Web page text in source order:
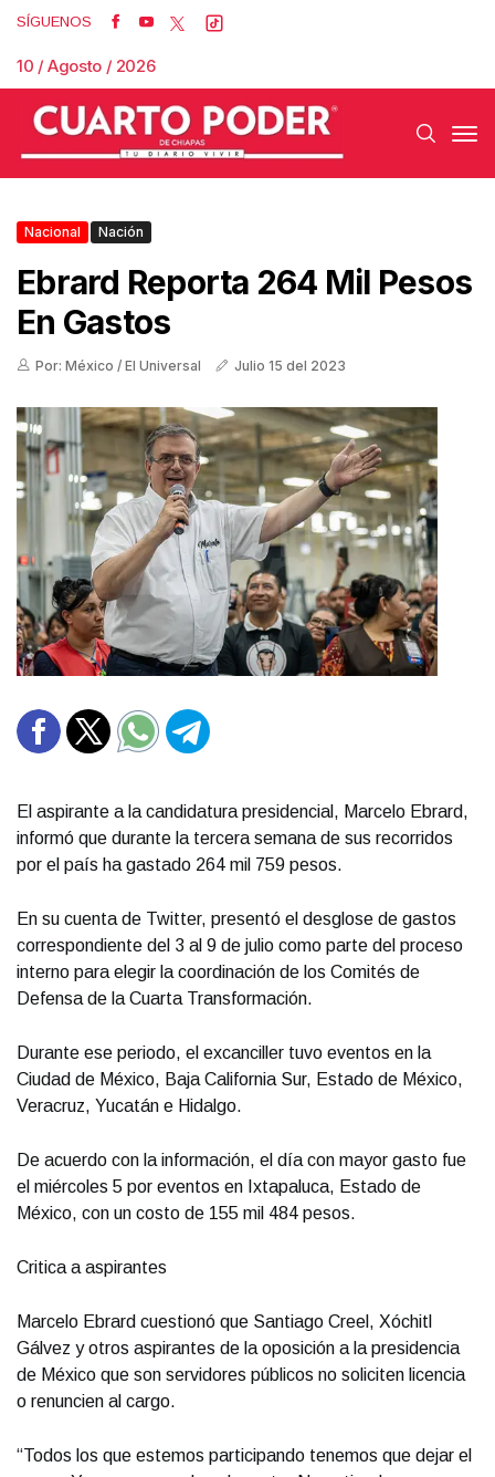
SÍGUENOS
10 / Agosto / 2026
Nacional Nación
Ebrard Reporta 264 Mil Pesos
En Gastos
Por: México / El Universal Julio 15 del 2023
El aspirante a la candidatura presidencial, Marcelo Ebrard,
informó que durante la tercera semana de sus recorridos
por el país ha gastado 264 mil 759 pesos.
En su cuenta de Twitter, presentó el desglose de gastos
correspondiente del 3 al 9 de julio como parte del proceso
interno para elegir la coordinación de los Comités de
Defensa de la Cuarta Transformación.
Durante ese periodo, el excanciller tuvo eventos en la
Ciudad de México, Baja California Sur, Estado de México,
Veracruz, Yucatán e Hidalgo.
De acuerdo con la información, el día con mayor gasto fue
el miércoles 5 por eventos en Ixtapaluca, Estado de
México, con un costo de 155 mil 484 pesos.
Critica a aspirantes
Marcelo Ebrard cuestionó que Santiago Creel, Xóchitl
Gálvez y otros aspirantes de la oposición a la presidencia
de México que son servidores públicos no soliciten licencia
o renuncien al cargo.
“Todos los que estemos participando tenemos que dejar el